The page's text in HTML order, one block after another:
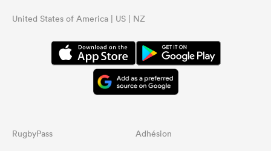
United States of America | US | NZ
RugbyPass Adhésion